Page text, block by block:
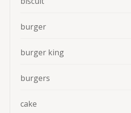
burger
burger king
burgers
cake